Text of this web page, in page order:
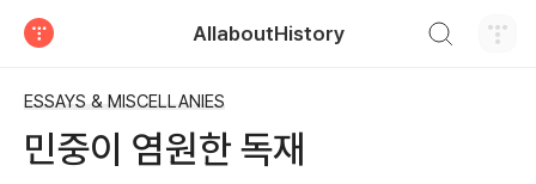
AllaboutHistory
ESSAYS & MISCELLANIES
민중이 염원한 독재